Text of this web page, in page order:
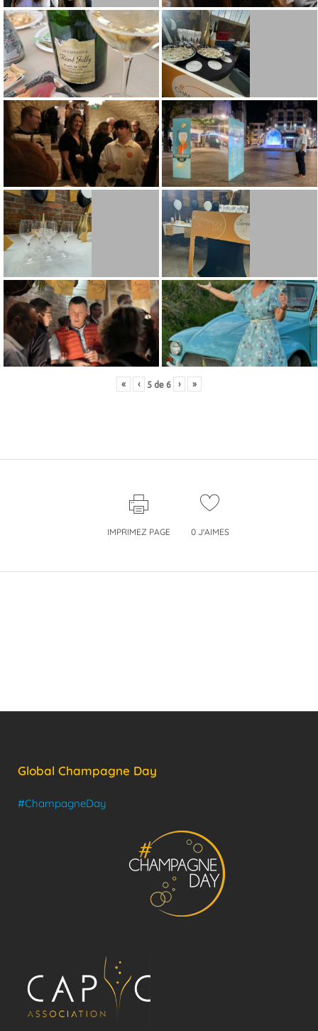
« ‹ 5 de 6 › »
IMPRIMEZ PAGE 0J'AIMES
Global Champagne Day
#ChampagneDay